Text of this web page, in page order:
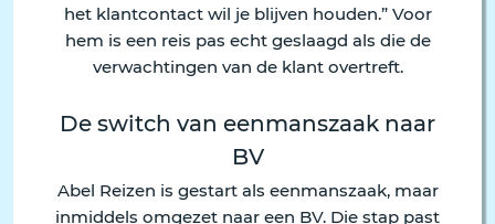
het klantcontact wil je blijven houden.” Voor
hem is een reis pas echt geslaagd als die de
verwachtingen van de klant overtreft.
De switch van eenmanszaak naar
BV
Abel Reizen is gestart als eenmanszaak, maar
inmiddels omgezet naar een BV. Die stap past